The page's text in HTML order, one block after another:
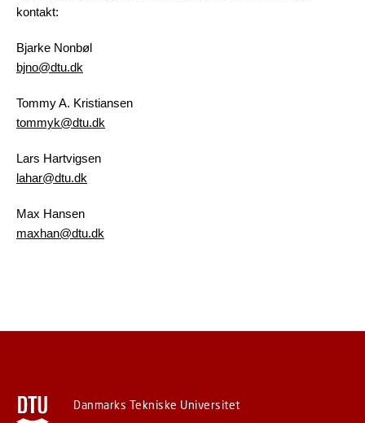
kontakt:
Bjarke Nonbøl
bjno@dtu.dk
Tommy A. Kristiansen
tommyk@dtu.dk
Lars Hartvigsen
lahar@dtu.dk
Max Hansen
maxhan@dtu.dk
Danmarks Tekniske Universitet